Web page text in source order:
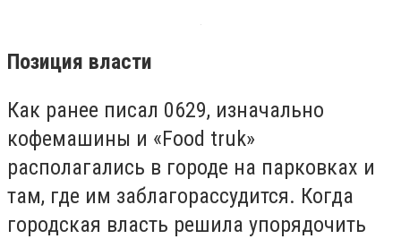
Позиция власти
Как ранее писал 0629, изначально
кофемашины и «Fооd truk»
располагались в городе на парковках и
там, где им заблагорассудится. Когда
городская власть решила упорядочить